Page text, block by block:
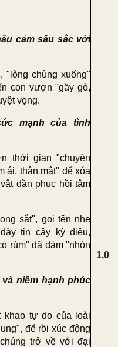
cảm sâu sắc với
"lòng chùng xuống"
con vượn "gầy gò,
vọng.
mạnh của tình
thời gian "chuyện
ái, thân mật" để xóa
dần phục hồi tâm
sắt", gọi tên nhẹ
tin cậy kỳ diệu,
rúm" đã dám "nhón
niềm hạnh phúc
khao tự do của loài
để rồi xúc động
trở về với đại
1,0